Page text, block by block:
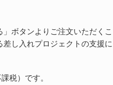
ボタンよりご注文いただくこ
し入れプロジェクトの支援に
税）です。